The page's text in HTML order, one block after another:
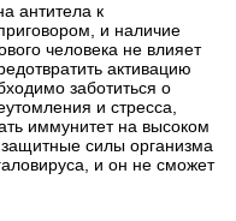
антитела к
и наличие
человека не влияет
активацию
заботиться о
и стресса,
иммунитет на высоком
силы организма
и он не сможет